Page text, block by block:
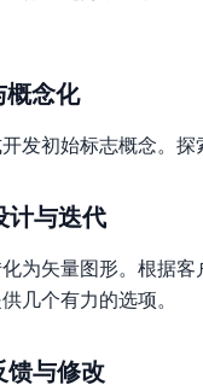
概念化
发初始标志概念。探
计与迭代
为矢量图形。根据客
几个有力的选项。
馈与修改